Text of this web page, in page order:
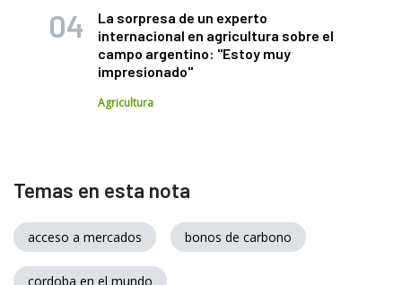
La sorpresa de un experto
internacional en agricultura sobre el
campo argentino: "Estoy muy
impresionado"
Agricultura
Temas en esta nota
acceso a mercados bonos de carbono
cordoba en el mundo